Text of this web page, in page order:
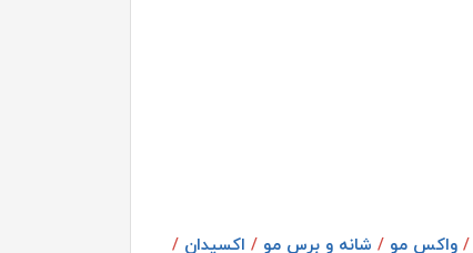
/ واکس مو / شانه و برس مو / اکسیدان /